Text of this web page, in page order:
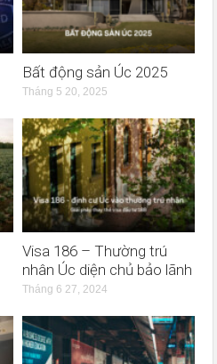
Bất động sản Úc 2025
Tháng 5 20, 2025
Visa 186 – Thường trú
nhân Úc diện chủ bảo lãnh
Tháng 6 27, 2024